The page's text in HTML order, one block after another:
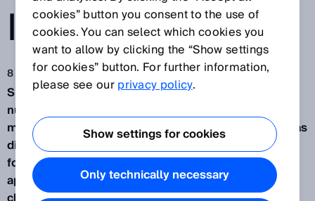
IN MARE
8 giu 2020
Sull’onda del successo della digitalizzazione: un
nuovo strumento di misura di SICK permette di
mantenere affidabili i sistemi di depurazione dei gas
di scarico delle navi. Ma non solo questo: i dati che
fornisce, aprono nuove strade a possibili
applicazioni anche grazie a un gemello digitale nel
cookies” button you consent to the use of
cookies. You can select which cookies you
want to allow by clicking the “Show settings
for cookies” button. For further information,
please see ourprivacy policy.
Show settings for cookies
Only technically necessary